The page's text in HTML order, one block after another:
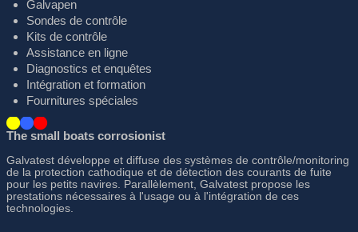
Galvapen
Sondes de contrôle
Kits de contrôle
Assistance en ligne
Diagnostics et enquêtes
Intégration et formation
Fournitures spéciales
The small boats corrosionist
Galvatest développe et diffuse des systèmes de contrôle/monitoring
de la protection cathodique et de détection des courants de fuite
pour les petits navires. Parallèlement, Galvatest propose les
prestations nécessaires à l'usage ou à l'intégration de ces
technologies.